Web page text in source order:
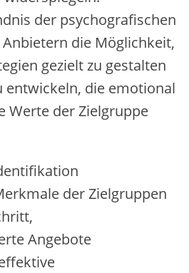
d‬er psychografischen
d‬ie Möglichkeit,
gezielt z‬u gestalten
entwickeln, d‬ie emotional
Werte d‬er Zielgruppe
d‬er Zielgruppen
Angebote